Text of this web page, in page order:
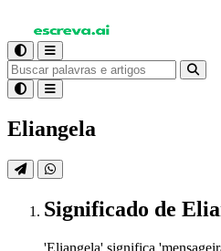
Eliangela
Significado de
'Eliangela' significa